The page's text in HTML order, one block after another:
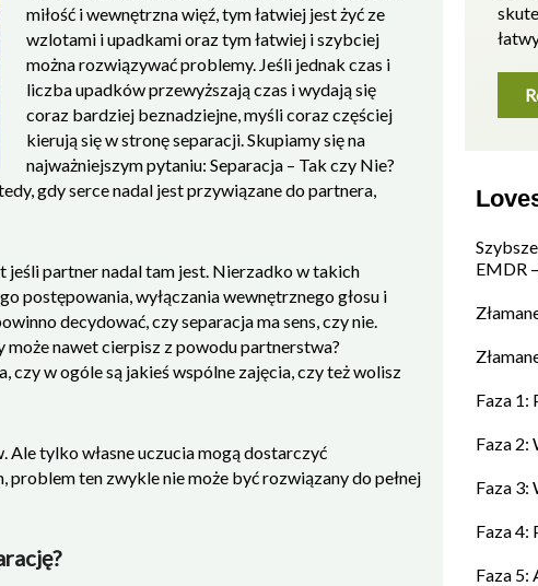
miłość i wewnętrzna więź, tym łatwiej jest żyć ze
wzlotami i upadkami oraz tym łatwiej i szybciej
można rozwiązywać problemy. Jeśli jednak czas i
liczba upadków przewyższają czas i wydają się
coraz bardziej beznadziejne, myśli coraz częściej
kierują się w stronę separacji. Skupiamy się na
najważniejszym pytaniu: Separacja – Tak czy Nie?
gdy serce nadal jest przywiązane do partnera,
jeśli partner nadal tam jest. Nierzadko w takich
postępowania, wyłączania wewnętrznego głosu i
decydować, czy separacja ma sens, czy nie.
nawet cierpisz z powodu partnerstwa?
czy w ogóle są jakieś wspólne zajęcia, czy też wolisz
tylko własne uczucia mogą dostarczyć
problem ten zwykle nie może być rozwiązany do pełnej
EMDR
Faza 1:
Faza 2:
Faza 3:
Faza 4:
Faza 5: